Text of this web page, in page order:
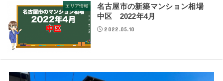
エリア情報
名古屋市の新築マンション相場
中区 2022年4月
2022.05.10